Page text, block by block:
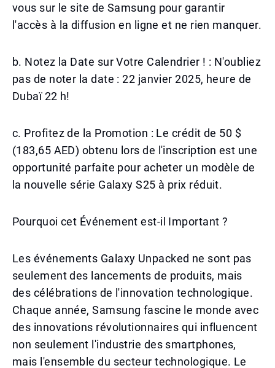
vous sur le site de Samsung pour garantir
l'accès à la diffusion en ligne et ne rien manquer.
b. Notez la Date sur Votre Calendrier ! : N'oubliez
pas de noter la date : 22 janvier 2025, heure de
Dubaï 22 h!
c. Profitez de la Promotion : Le crédit de 50 $
(183,65 AED) obtenu lors de l'inscription est une
opportunité parfaite pour acheter un modèle de
la nouvelle série Galaxy S25 à prix réduit.
Pourquoi cet Événement est-il Important ?
Les événements Galaxy Unpacked ne sont pas
seulement des lancements de produits, mais
des célébrations de l'innovation technologique.
Chaque année, Samsung fascine le monde avec
des innovations révolutionnaires qui influencent
non seulement l'industrie des smartphones,
mais l'ensemble du secteur technologique. Le